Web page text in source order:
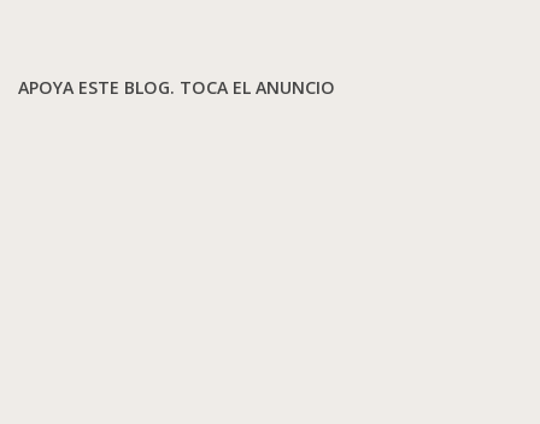
APOYA ESTE BLOG. TOCA EL ANUNCIO